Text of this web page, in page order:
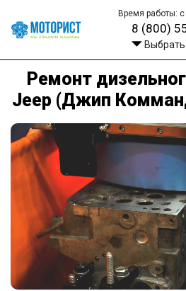
Время работы:
8 (800)
Ремонт
Jeep (Джип